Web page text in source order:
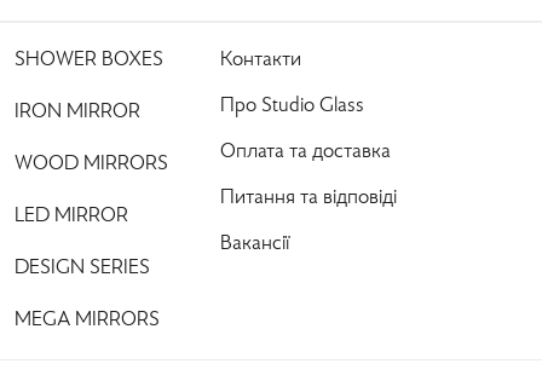
SHOWER BOXES
IRON MIRROR
WOOD MIRRORS
LED MIRROR
DESIGN SERIES
MEGA MIRRORS
Контакти
Про Studio Glass
Оплата та доставка
Питання та відповіді
Вакансії